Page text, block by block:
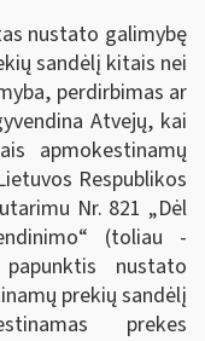
nustato galimybę
sandėlį kitais nei
perdirbimas ar
Atvejų, kai
apmokestinamų
Respublikos
Nr. 821 „Dėl
(toliau -
nustato
prekių sandėlį
prekes